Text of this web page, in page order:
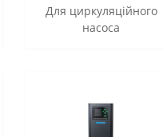
Для циркуляційного
насоса